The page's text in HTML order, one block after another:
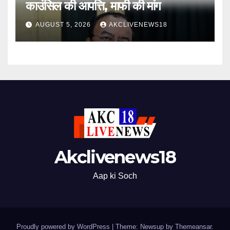
काउंसिल की आपत्ति, माफी की मांग
AUGUST 5, 2026 AKCLIVENEWS18
Akclivenews18
Aap ki Soch
Proudly powered by WordPress | Theme: Newsup by Themeansar.